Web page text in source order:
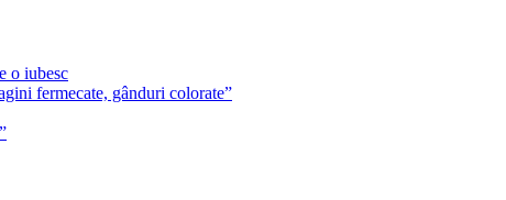
o iubesc
fermecate, gânduri colorate”